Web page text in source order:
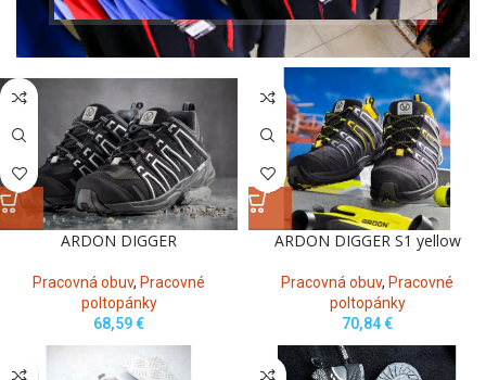
Pracovná obuv,Pracovné
poltopánky
Pracovná obuv
Pracovné
poltopánky
38,82
ARDON DIGGER
Pracovná obuv, Pracovné
poltopánky
68,59€
ARDON DIGGER S1 yellow
Pracovná obuv, Pracovné
poltopánky
70,84€